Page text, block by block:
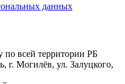
данных
по всей территории РБ
г. Могилёв, ул. Залуцкого,